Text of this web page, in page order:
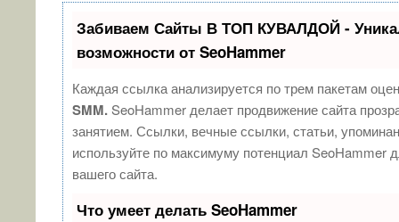
Забиваем Сайты В ТОП КУВАЛДОЙ -
возможности от SeoHammer
Каждая ссылка анализируется по трем пакетам
SMM.SeoHammer делает продвижение сайта
занятием. Ссылки, вечные ссылки, статьи,
используйте по максимуму потенциал SeoHammer
вашего сайта.
Что умеет делать SeoHammer